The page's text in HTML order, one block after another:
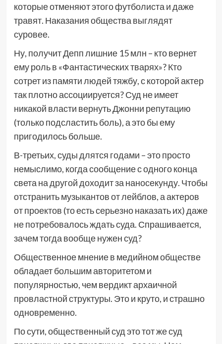
которые отменяют этого футболиста и даже
травят. Наказания общества выглядят
суровее.
Ну, получит Депп лишние 15 млн – кто вернет
ему роль в «Фантастических тварях»? Кто
сотрет из памяти людей тяжбу, с которой актер
так плотно ассоциируется? Суд не имеет
никакой власти вернуть Джонни репутацию
(только подсластить боль), а это бы ему
пригодилось больше.
В-третьих, суды длятся годами – это просто
немыслимо, когда сообщение с одного конца
света на другой доходит за наносекунду. Чтобы
отстранить музыкантов от лейблов, а актеров
от проектов (то есть серьезно наказать их) даже
не потребовалось ждать суда. Спрашивается,
зачем тогда вообще нужен суд?
Общественное мнение в медийном обществе
обладает большим авторитетом и
популярностью, чем вердикт архаичной
провластной структуры. Это и круто, и страшно
одновременно.
По сути, общественный суд это тот же суд